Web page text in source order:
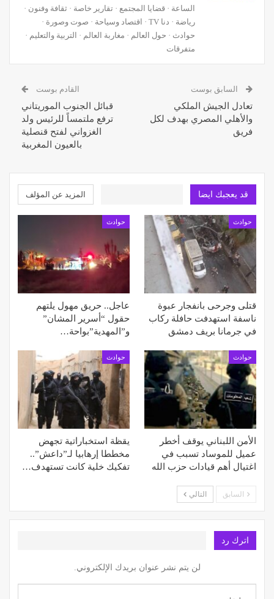
الساعة · قضايا المجتمع · تقارير خاصة · ثقافة وفنون ·
رياضة · دنا TV · اقتصاد وسياحة · صوت وصورة ·
حوادث · حول العالم · مغاربة العالم · التربية والتعليم ·
متفرقات
السابق بوست
تعادل الجيش الملكي
والأهلي المصري بهدف لكل
فريق
القادم بوست
قبائل الجنوب الموريتاني
ترفع ملتمساً للرئيس ولد
الغزواني لفتح قنصلية
بالعيون المغربية
قد يعجبك ايضا المزيد عن المؤلف
حوادث
قتلى وجرحى بانفجار عبوة
ناسفة استهدفت حافلة ركاب
في جرمانا بريف دمشق
حوادث
عاجل.. حريق مهول يلتهم
حقول “أسرير المشان”
و”المهدية”بواحة…
حوادث
الأمن اللبناني يوقف أخطر
عميل للموساد تسبب في
اغتيال أهم قيادات حزب الله
حوادث
يقظة استخباراتية تجهض
مخططا إرهابيا لـ”داعش”..
تفكيك خلية كانت تستهدف…
السابق التالي
اترك رد
لن يتم نشر عنوان بريدك الإلكتروني.